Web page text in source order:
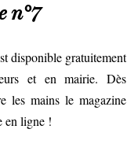
n°7
disponible gratuitement
et en mairie. Dès
les mains le magazine
en ligne !